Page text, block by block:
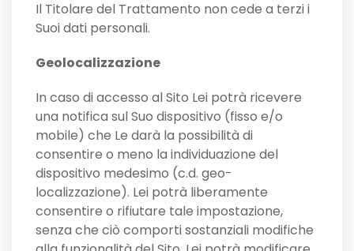
Il Titolare del Trattamento non cede a terzi i
Suoi dati personali.
Geolocalizzazione
In caso di accesso al Sito Lei potrà ricevere
una notifica sul Suo dispositivo (fisso e/o
mobile) che Le darà la possibilità di
consentire o meno la individuazione del
dispositivo medesimo (c.d. geo-
localizzazione). Lei potrà liberamente
consentire o rifiutare tale impostazione,
senza che ciò comporti sostanziali modifiche